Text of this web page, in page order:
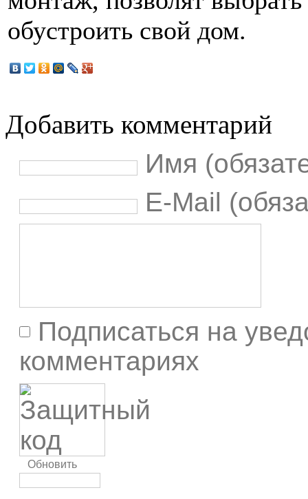
обустроить свой дом.
Добавить комментарий
Имя
E-Mail
Подписаться на
комментариях
Обновить